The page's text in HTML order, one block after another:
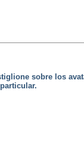
sobre los